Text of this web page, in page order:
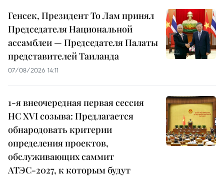
Генсек, Президент То Лам принял
Председателя Национальной
ассамблеи — Председателя Палаты
представителей Таиланда
07/08/2026 14:11
1-я внеочередная первая сессия
НС XVI созыва: Предлагается
обнародовать критерии
определения проектов,
обслуживающих саммит
АТЭС-2027, к которым будут